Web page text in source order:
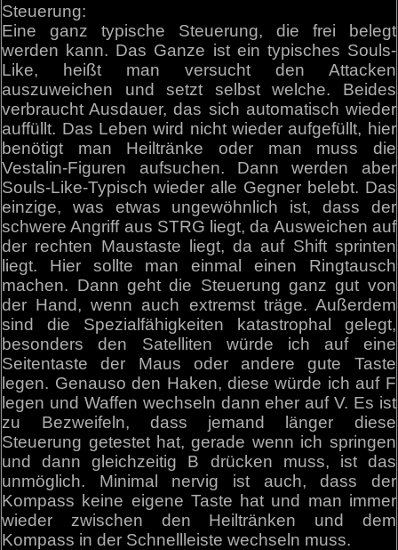
Steuerung:
Eine ganz typische Steuerung, die frei belegt
werden kann. Das Ganze ist ein typisches Souls-
Like, heißt man versucht den Attacken
auszuweichen und setzt selbst welche. Beides
verbraucht Ausdauer, das sich automatisch wieder
auffüllt. Das Leben wird nicht wieder aufgefüllt, hier
benötigt man Heiltränke oder man muss die
Vestalin-Figuren aufsuchen. Dann werden aber
Souls-Like-Typisch wieder alle Gegner belebt. Das
einzige, was etwas ungewöhnlich ist, dass der
schwere Angriff aus STRG liegt, da Ausweichen auf
der rechten Maustaste liegt, da auf Shift sprinten
liegt. Hier sollte man einmal einen Ringtausch
machen. Dann geht die Steuerung ganz gut von
der Hand, wenn auch extremst träge. Außerdem
sind die Spezialfähigkeiten katastrophal gelegt,
besonders den Satelliten würde ich auf eine
Seitentaste der Maus oder andere gute Taste
legen. Genauso den Haken, diese würde ich auf F
legen und Waffen wechseln dann eher auf V. Es ist
zu Bezweifeln, dass jemand länger diese
Steuerung getestet hat, gerade wenn ich springen
und dann gleichzeitig B drücken muss, ist das
unmöglich. Minimal nervig ist auch, dass der
Kompass keine eigene Taste hat und man immer
wieder zwischen den Heiltränken und dem
Kompass in der Schnellleiste wechseln muss.